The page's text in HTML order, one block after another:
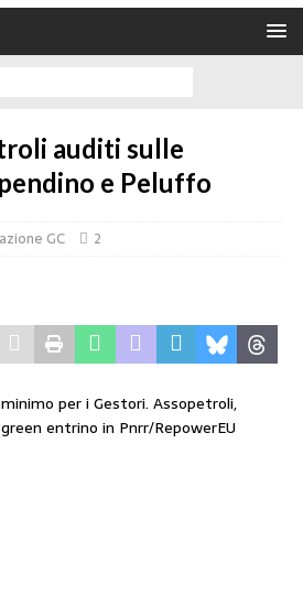
auditi sulle
e Peluffo
GC 2
per i Gestori. Assopetroli,
entrino in Pnrr/RepowerEU